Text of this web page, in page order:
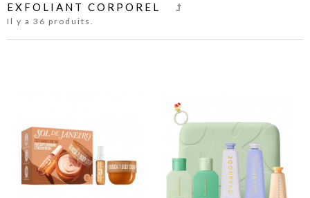
EXFOLIANT CORPOREL
Il y a 36 produits.